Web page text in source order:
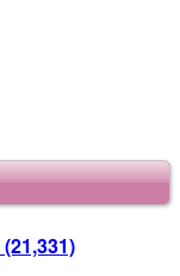
(21,331)